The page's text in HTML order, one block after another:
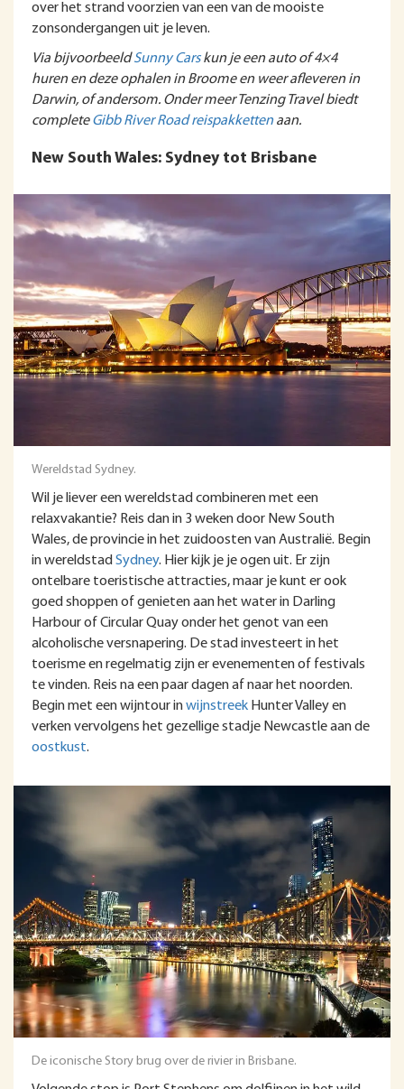
over het strand voorzien van een van de mooiste
zonsondergangen uit je leven.
Via bijvoorbeeldSunny Carskun je een auto of 4×4
huren en deze ophalen in Broome en weer afleveren in
Darwin, of andersom. Onder meer Tenzing Travel biedt
completeGibb River Road reispakkettenaan.
New South Wales: Sydney tot Brisbane
Wereldstad Sydney.
Wil je liever een wereldstad combineren met een
relaxvakantie? Reis dan in 3 weken door New South
Wales, de provincie in het zuidoosten van Australië. Begin
in wereldstadSydney. Hier kijk je je ogen uit. Er zijn
ontelbare toeristische attracties, maar je kunt er ook
goed shoppen of genieten aan het water in Darling
Harbour of Circular Quay onder het genot van een
alcoholische versnapering. De stad investeert in het
toerisme en regelmatig zijn er evenementen of festivals
te vinden. Reis na een paar dagen af naar het noorden.
Begin met een wijntour inwijnstreek Hunter Valley en
verken vervolgens het gezellige stadje Newcastle aan de
oostkust.
De iconische Story brug over de rivier in Brisbane.